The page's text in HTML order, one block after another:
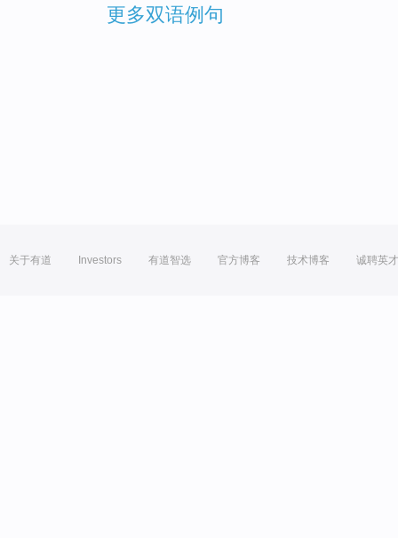
更多双语例句
关于有道 Investors 有道智选 官方博客 技术博客 诚聘英才